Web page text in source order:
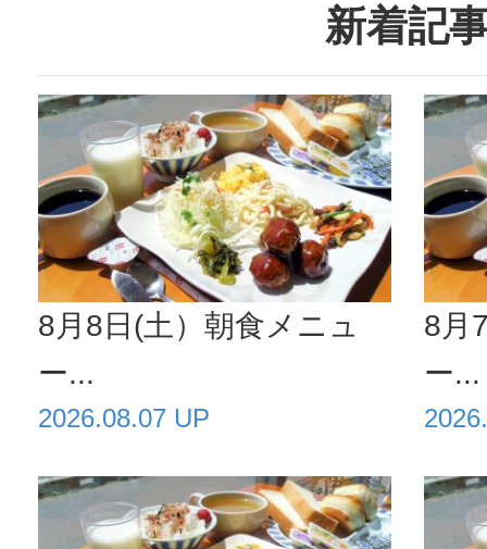
新着記
8月8日(土）朝食メニュ
ー...
2026.08.07 UP
8月
ー...